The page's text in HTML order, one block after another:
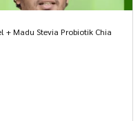
+ Madu Stevia Probiotik Chia